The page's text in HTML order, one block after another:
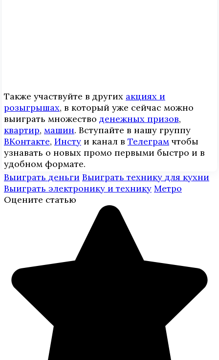
Также участвуйте в других акциях и
розыгрышах, в который уже сейчас можно
выиграть множество денежных призов,
квартир, машин. Вступайте в нашу группу
ВКонтакте, Инcтy и канал в Телеграм чтобы
узнавать о новых промо первыми быстро и в
удобном формате.
Выиграть деньги Выиграть технику для кухни
Выиграть электронику и технику Метро
Оцените статью